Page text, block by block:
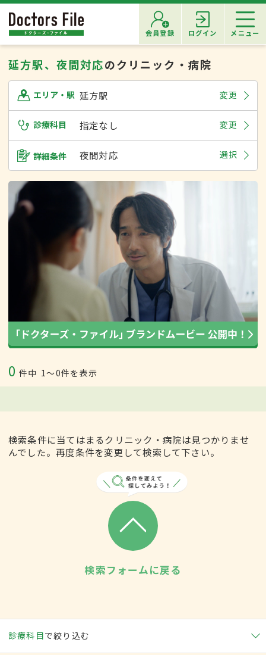
会員登録 ログイン メニュー
延方駅、夜間対応のクリニック・病院
エリア・駅 延方駅 変更
診療科目 指定なし 変更
詳細条件 夜間対応 選択
0 件中 1〜0件を表示
検索条件に当てはまるクリニック・病院は見つかりませ
んでした。再度条件を変更して検索して下さい。
検索フォームに戻る
診療科目で絞り込む